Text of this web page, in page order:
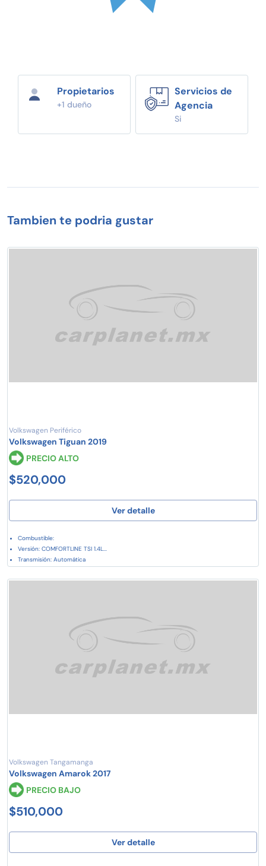
Propietarios
+1 dueño
Servicios de
Agencia
Si
Tambien te podria gustar
Volkswagen Periférico
Volkswagen Tiguan 2019
PRECIO ALTO
$520,000
Ver detalle
Combustible:
Versión: COMFORTLINE TSI 1.4L...
Transmisión: Automática
Volkswagen Tangamanga
Volkswagen Amarok 2017
PRECIO BAJO
$510,000
Ver detalle